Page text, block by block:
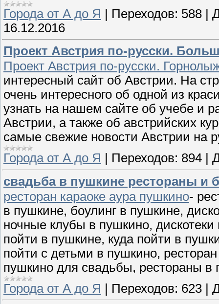
Города от А до Я | Переходов: 588 |
16.12.2016
Проект Австрия по-русски.
Проект Австрия по-русски.
интересный сайт об Австрии. На
очень интересного об одной из
узнать на нашем сайте об учебе и
Австрии, а также об австрийских
самые свежие новости Австрии на
Города от А до Я
Переходов: 894
свадьба в пушкине рестораны и
ресторан караоке аура пушкино-
в пушкине, боулинг в пушкине,
ночные клубы в пушкино,
пойти в пушкине, куда пойти в
пойти с детьми в пушкино,
пушкино для свадьбы, рестораны в
Города от А до Я
Переходов: 623